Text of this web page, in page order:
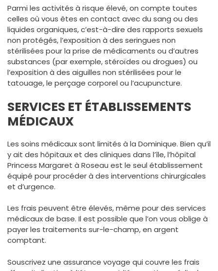
Parmi les activités à risque élevé, on compte toutes
celles où vous êtes en contact avec du sang ou des
liquides organiques, c’est-à-dire des rapports sexuels
non protégés, l’exposition à des seringues non
stérilisées pour la prise de médicaments ou d’autres
substances (par exemple, stéroïdes ou drogues) ou
l’exposition à des aiguilles non stérilisées pour le
tatouage, le perçage corporel ou l’acupuncture.
SERVICES ET ÉTABLISSEMENTS
MÉDICAUX
Les soins médicaux sont limités à la Dominique. Bien qu’il
y ait des hôpitaux et des cliniques dans l’île, l’hôpital
Princess Margaret à Roseau est le seul établissement
équipé pour procéder à des interventions chirurgicales
et d’urgence.
Les frais peuvent être élevés, même pour des services
médicaux de base. Il est possible que l’on vous oblige à
payer les traitements sur-le-champ, en argent
comptant.
Souscrivez une assurance voyage qui couvre les frais